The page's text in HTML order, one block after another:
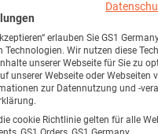
GmbH
Straße 108 a -
30 02 51 - 50772
221 94714- 0 (Mo-
221 94714- 990
erlauben Sie GS1
Technologien. Wir nutzen diese
unserer Webseite für Sie zu
unserer Webseite oder Webseiten
zur Datennutzung und -
cookie Richtlinie gelten für alle